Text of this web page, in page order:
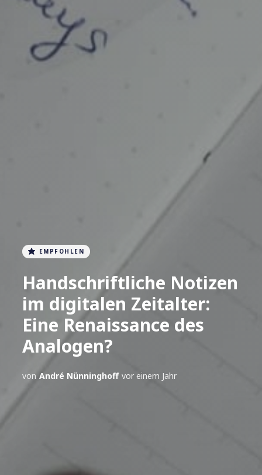
EMPFOHLEN
Handschriftliche Notizen
im digitalen Zeitalter:
Eine Renaissance des
Analogen?
von André Nünninghoff vor einem Jahr